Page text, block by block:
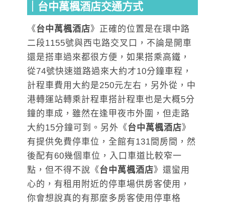
｜台中萬楓酒店交通方式
《台中萬楓酒店》正確的位置是在環中路
二段1155號與西屯路交叉口，不論是開車
還是搭車過來都很方便，如果搭乘高鐵，
從74號快速道路過來大約才10分鐘車程，
計程車費用大約是250元左右，另外從，中
港轉運站轉乘計程車搭計程車也是大概5分
鐘的車成，雖然在逢甲夜市外圍，但走路
大約15分鐘可到。另外《台中萬楓酒店》
有提供免費停車位，全館有131間房間，然
後配有60幾個車位，入口車道比較窄一
點，但不得不說《台中萬楓酒店》還蠻用
心的，有租用附近的停車場供房客使用，
你會想說真的有那麼多房客使用停車格